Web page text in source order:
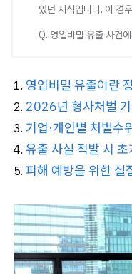
있던 지식입니다. 이 경
Q. 영업비밀 유출 사건
영업비밀 유출이란
2026년 형사처벌
기업·개인별 처벌수
유출 사실 적발 시
피해 예방을 위한 실